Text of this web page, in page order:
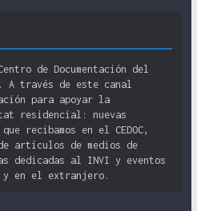
de Documentación del
través de este canal
para apoyar la
residencial: nuevas
recibamos en el CEDOC,
artículos de medios de
dedicadas al INVI y eventos
y en el extranjero.